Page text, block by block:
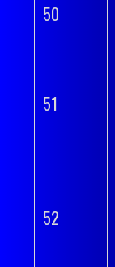
50
51
52